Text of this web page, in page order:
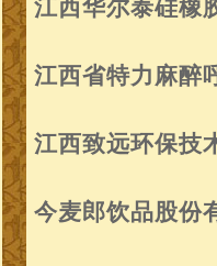
江西华尔泰硅橡
江西省特力麻醉
江西致远环保技
今麦郎饮品股份